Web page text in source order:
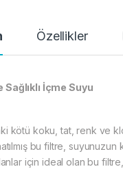
Özellikler
İçme Suyu
kötü koku, tat, renk ve
bu filtre, suyunuzun
için ideal olan bu